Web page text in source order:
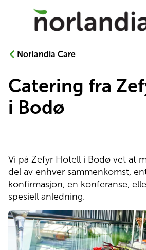
Zefyr Hotell Bodø
Om Norlandia pasienthotell
Jobb hos oss
Norlandia Care
Catering fra
i Bodø
Vi på Zefyr Hotell i Bodø vet at
del av enhver sammenkomst,
konfirmasjon, en konferanse,
spesiell anledning.